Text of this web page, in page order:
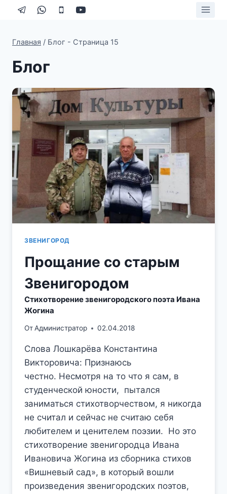
Перейти
Главная / Блог - Страница 15
Блог
ЗВЕНИГОРОД
Прощание со старым
Звенигородом
Стихотворение звенигородского поэта Ивана
Жогина
ОтАдминистратор 02.04.2018
Слова Лошкарёва Константина
Викторовича: Признаюсь
честно. Несмотря на то что я сам, в
студенческой юности, пытался
заниматься стихотворчеством, я никогда
не считал и сейчас не считаю себя
любителем и ценителем поэзии. Но это
стихотворение звенигородца Ивана
Ивановича Жогина из сборника стихов
«Вишневый сад», в который вошли
произведения звенигородских поэтов,